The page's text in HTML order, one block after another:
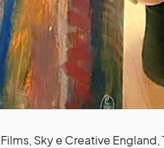
Sky e Creative England,